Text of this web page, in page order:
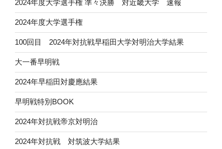
2024年度大学選手権 準々決勝 対近畿大学 速報
2024年度大学選手権
100回目 2024年対抗戦早稲田大学対明治大学結果
大一番早明戦
2024年早稲田対慶應結果
早明戦特別BOOK
2024年対抗戦帝京対明治
2024年対抗戦 対筑波大学結果